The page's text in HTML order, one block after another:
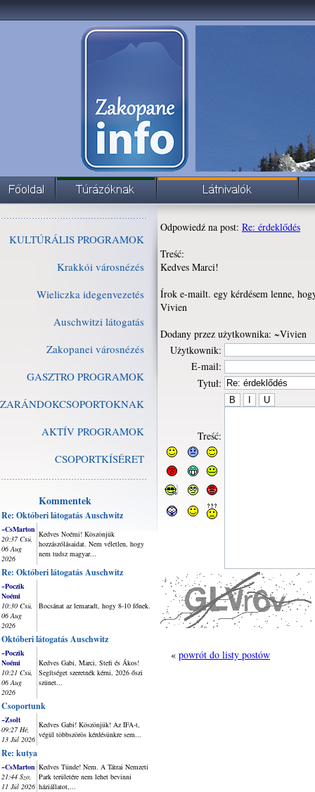
KULTÚRÁLIS PROGRAMOK
Krakkói városnézés
Wieliczka idegenvezetés
Auschwitzi látogatás
Zakopanei városnézés
GASZTRO PROGRAMOK
ZARÁNDOKCSOPORTOKNAK
AKTÍV PROGRAMOK
CSOPORTKÍSÉRET
Kommentek
Re: Októberi látogatás Auschwitz
~CsMarton
20:37 Csü,
06 Aug
2026
Kedves Noémi! Köszönjük
hozzászólásaidat. Nem véletlen, hogy
nem tudsz magyar...
Re: Októberi látogatás Auschwitz
~Poczik
Noémi
10:30 Csü,
06 Aug
2026
Bocsánat az lemaradt, hogy 8-10 főnek.
Októberi látogatás Auschwitz
~Poczik
Noémi
10:21 Csü,
06 Aug
2026
Kedves Gabi, Marci, Stefi és Ákos!
Segítséget szeretnék kérni, 2026 őszi
szünet...
Csoportunk
~Zsolt
09:27 Hé,
13 Júl 2026
Kedves Gabi! Köszönjük! Az IFA-t,
végül többszörös kérdésünkre sem...
Re: kutya
~CsMarton
21:44 Szo,
11 Júl 2026
Kedves Tünde! Nem. A Tátrai Nemzeti
Park területére nem lehet bevinni
háziállatot,...
Odpowiedź na post: Re: érdeklődés
Treść:
Kedves Marci!
Írok e-mailt. egy kérdésem lenne,
Vivien
Dodany przez użytkownika: ~Vivien
Użytkownik:
E-mail:
Tytuł:
Treść:
« powrót do listy postów